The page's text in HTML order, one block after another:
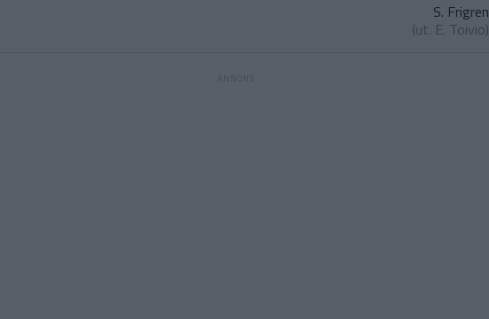
S. Frigren
(ut. E. Toivio)